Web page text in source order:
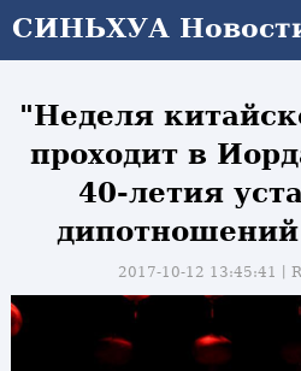
СИНЬХУА
"Неделя
проходит в
40-летия
дипотношений
2017-10-12 13:45:41丨